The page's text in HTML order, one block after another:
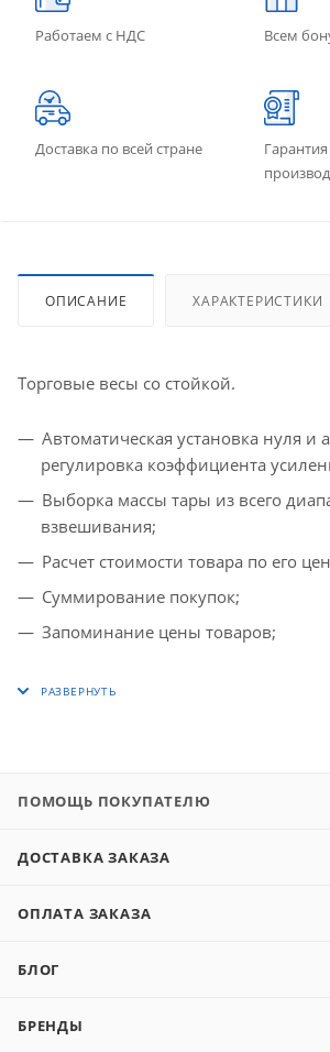
Работаем с НДС Всем
Доставка по всей стране
ОПИСАНИЕ ХАРАКТЕРИСТИКИ
Торговые весы со стойкой.
Автоматическая установка нуля и
регулировка коэффициента
Выборка массы тары из всего
взвешивания;
Расчет стоимости товара по его
Суммирование покупок;
Запоминание цены товаров;
ПОМОЩЬ ПОКУПАТЕЛЮ
ДОСТАВКА ЗАКАЗА
ОПЛАТА ЗАКАЗА
БЛОГ
БРЕНДЫ